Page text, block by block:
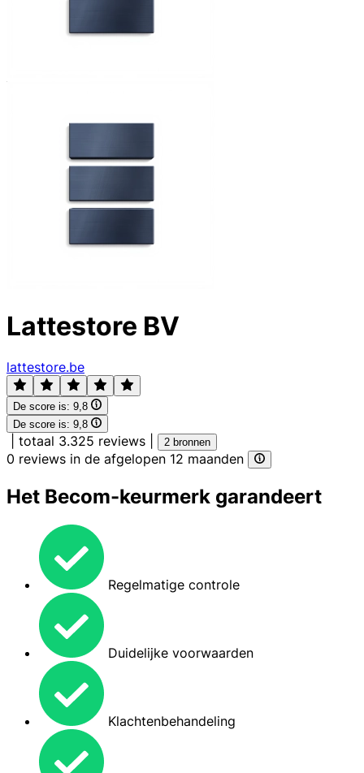
Lattestore BV
lattestore.be
De score is: 9,8
De score is: 9,8
totaal 3.325 reviews 2 bronnen
0 reviews in de afgelopen 12 maanden
Het Becom-keurmerk garandeert
Regelmatige controle
Duidelijke voorwaarden
Klachtenbehandeling